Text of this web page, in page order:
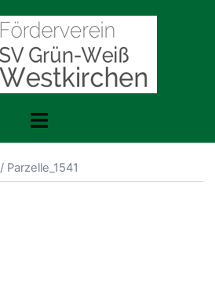
Toggle
/ Parzelle_1541